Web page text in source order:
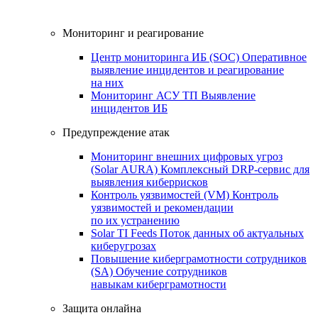
Мониторинг и реагирование
Центр мониторинга ИБ (SOC) Оперативное
выявление инцидентов и реагирование
на них
Мониторинг АСУ ТП Выявление
инцидентов ИБ
Предупреждение атак
Мониторинг внешних цифровых угроз
(Solar AURA) Комплексный DRP-сервис для
выявления киберрисков
Контроль уязвимостей (VM) Контроль
уязвимостей и рекомендации
по их устранению
Solar TI Feeds Поток данных об актуальных
киберугрозах
Повышение киберграмотности сотрудников
(SA) Обучение сотрудников
навыкам киберграмотности
Защита онлайна